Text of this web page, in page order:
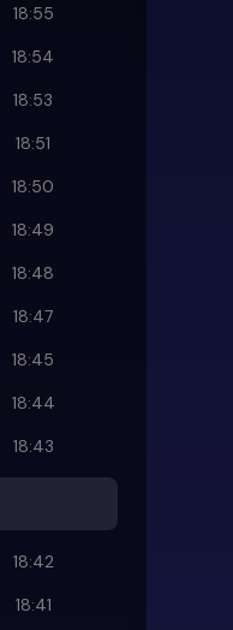
18:55
18:54
18:53
18:51
18:50
18:49
18:48
18:47
18:45
18:44
18:43
18:42
18:41